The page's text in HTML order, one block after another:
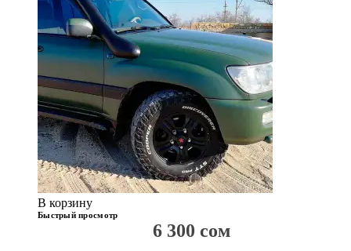
В корзину
Быстрый просмотр
6 300 сом